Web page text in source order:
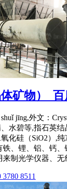
矿物）_
jīng,外文：
水碧等,指石英
化硅（SiO2）,
铁、锂、铝、钙
来制光学仪器、无
8511